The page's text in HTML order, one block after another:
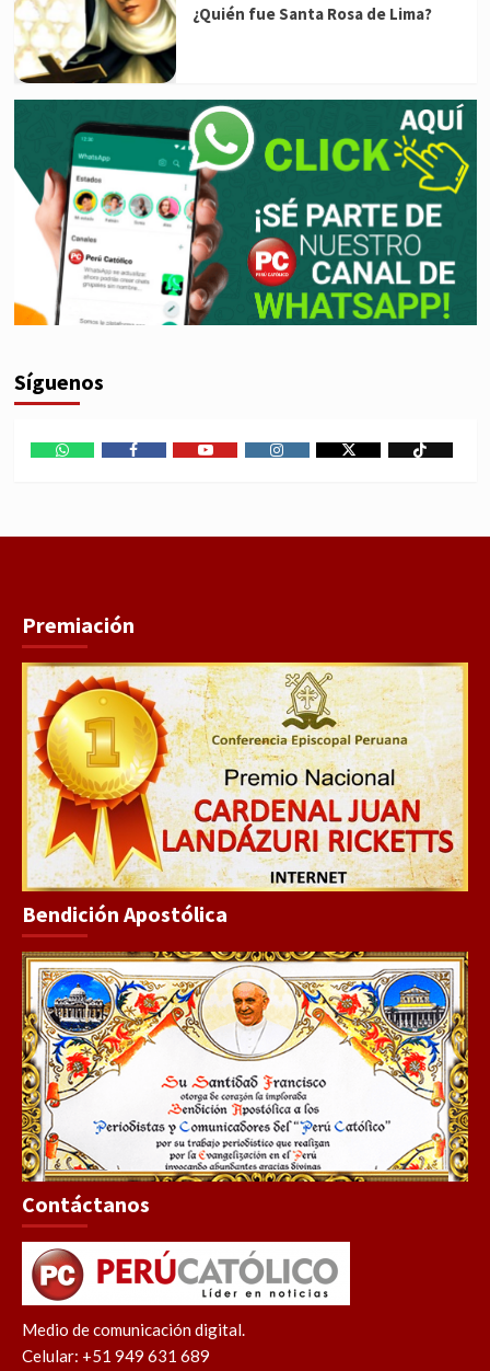
¿Quién fue Santa Rosa de Lima?
Síguenos
Premiación
Bendición Apostólica
Contáctanos
Medio de comunicación digital.
Celular: +51 949 631 689